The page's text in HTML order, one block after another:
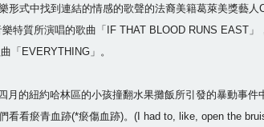
式中找到連結的情感的歌聲的法裔美籍葛萊美獎藝
特質所演唱的歌曲「IF THAT BLOOD RUNS EAST
「EVERYTHING」。
的紐約哈林區的小孩撞翻水果攤飯所引發的暴動事
看瘀青血跡(*瘀傷血跡)。(I had to, like, open the